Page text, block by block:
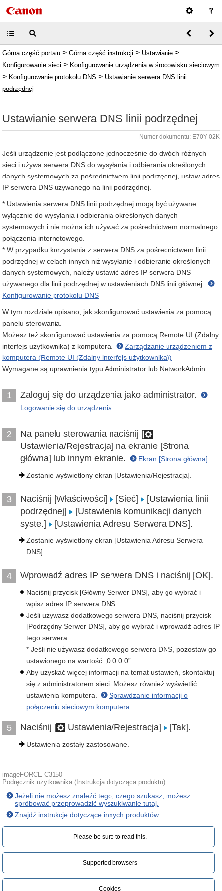
Górna część portalu > Górna część instrukcji > Ustawianie >
Konfigurowanie sieci > Konfigurowanie urządzenia w środowisku sieciowym
> Konfigurowanie protokołu DNS > Ustawianie serwera DNS linii
podrzędnej
Ustawianie serwera DNS linii podrzędnej
Numer dokumentu: E70Y-02K
Jeśli urządzenie jest podłączone jednocześnie do dwóch różnych
sieci i używa serwera DNS do wysyłania i odbierania określonych
danych systemowych za pośrednictwem linii podrzędnej, ustaw adres
IP serwera DNS używanego na linii podrzędnej.
* Ustawienia serwera DNS linii podrzędnej mogą być używane
wyłącznie do wysyłania i odbierania określonych danych
systemowych i nie można ich używać za pośrednictwem normalnego
połączenia internetowego.
* W przypadku korzystania z serwera DNS za pośrednictwem linii
podrzędnej w celach innych niż wysyłanie i odbieranie określonych
danych systemowych, należy ustawić adres IP serwera DNS
używanego dla linii podrzędnej w ustawieniach DNS linii głównej.
Konfigurowanie protokołu DNS
W tym rozdziale opisano, jak skonfigurować ustawienia za pomocą
panelu sterowania.
Możesz też skonfigurować ustawienia za pomocą Remote UI (Zdalny
interfejs użytkownika) z komputera.
Zarządzanie urządzeniem z
komputera (Remote UI (Zdalny interfejs użytkownika))
Wymagane są uprawnienia typu Administrator lub NetworkAdmin.
1 Zaloguj się do urządzenia jako administrator.
Logowanie się do urządzenia
2
Na panelu sterowania naciśnij [
Ustawienia/Rejestracja] na ekranie [Strona
główna] lub innym ekranie.
Ekran [Strona główna]
Zostanie wyświetlony ekran [Ustawienia/Rejestracja].
3 Naciśnij [Właściwości] [Sieć]
[Ustawienia linii
podrzędnej]
[Ustawienia komunikacji danych
syste.]
[Ustawienia Adresu Serwera DNS].
Zostanie wyświetlony ekran [Ustawienia Adresu Serwera
DNS].
4 Wprowadź adres IP serwera DNS i naciśnij [OK].
Naciśnij przycisk [Główny Serwer DNS], aby go wybrać i
wpisz adres IP serwera DNS.
Jeśli używasz dodatkowego serwera DNS, naciśnij przycisk
[Podrzędny Serwer DNS], aby go wybrać i wprowadź adres IP
tego serwera.
* Jeśli nie używasz dodatkowego serwera DNS, pozostaw go
ustawionego na wartość „0.0.0.0”.
Aby uzyskać więcej informacji na temat ustawień, skontaktuj
się z administratorem sieci. Możesz również wyświetlić
ustawienia komputera.
Sprawdzanie informacji o
połączeniu sieciowym komputera
5 Naciśnij [ Ustawienia/Rejestracja] [Tak].
Ustawienia zostały zastosowane.
imageFORCE C3150
Podręcznik użytkownika (Instrukcja dotycząca produktu)
Jeżeli nie możesz znaleźć tego, czego szukasz, możesz
spróbować przeprowadzić wyszukiwanie tutaj.
Znajdź instrukcje dotyczące innych produktów
Please be sure to read this.‎
Supported browsers
Cookies